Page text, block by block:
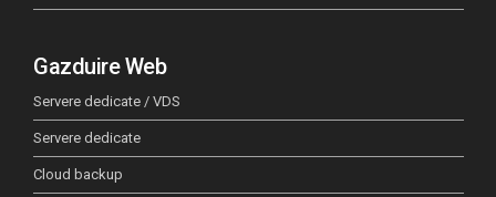
Gazduire Web
Servere dedicate / VDS
Servere dedicate
Cloud backup